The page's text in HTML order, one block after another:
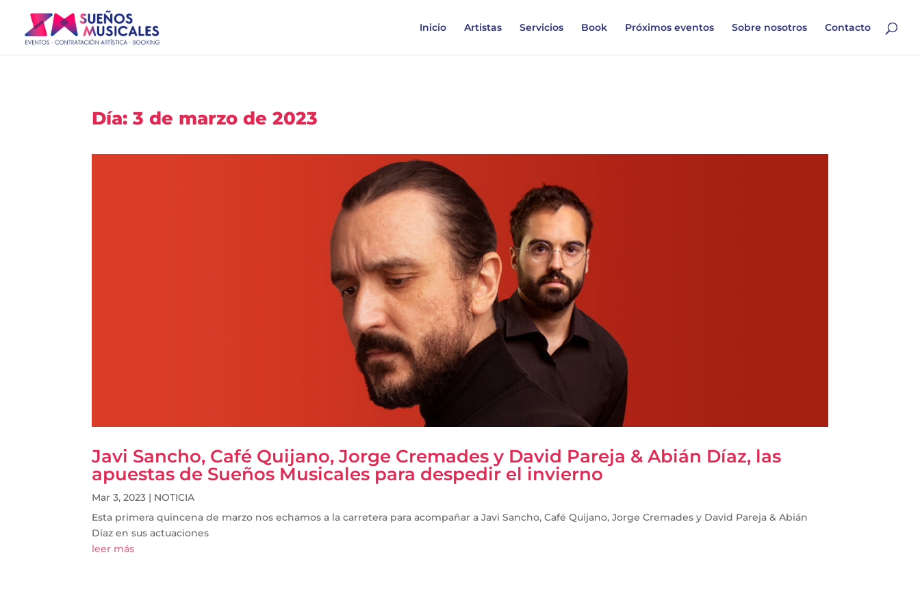
Inicio Artistas Servicios Book Próximos eventos Sobre nosotros Contacto
Día:3 de marzo de 2023
Javi Sancho, Café Quijano, Jorge Cremades y David Pareja & Abián Díaz, las
apuestas de Sueños Musicales para despedir el invierno
Mar 3, 2023 | NOTICIA
Esta primera quincena de marzo nos echamos a la carretera para acompañar a Javi Sancho, Café Quijano, Jorge Cremades y David Pareja & Abián
Díaz en sus actuaciones
leer más